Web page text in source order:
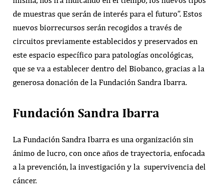
de muestras que serán de interés para el futuro”. Estos
nuevos biorrecursos serán recogidos a través de
circuitos previamente establecidos y preservados en
este espacio específico para patologías oncológicas,
que se va a establecer dentro del Biobanco, gracias a la
generosa donación de la Fundación Sandra Ibarra.
Fundación Sandra Ibarra
La Fundación Sandra Ibarra es una organización sin
ánimo de lucro, con once años de trayectoria, enfocada
a la prevención, la investigación y la supervivencia del
cáncer.